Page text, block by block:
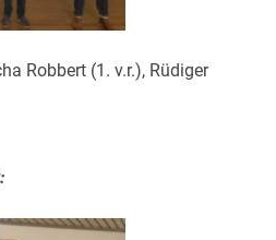
Robbert (1. v.r.), Rüdiger